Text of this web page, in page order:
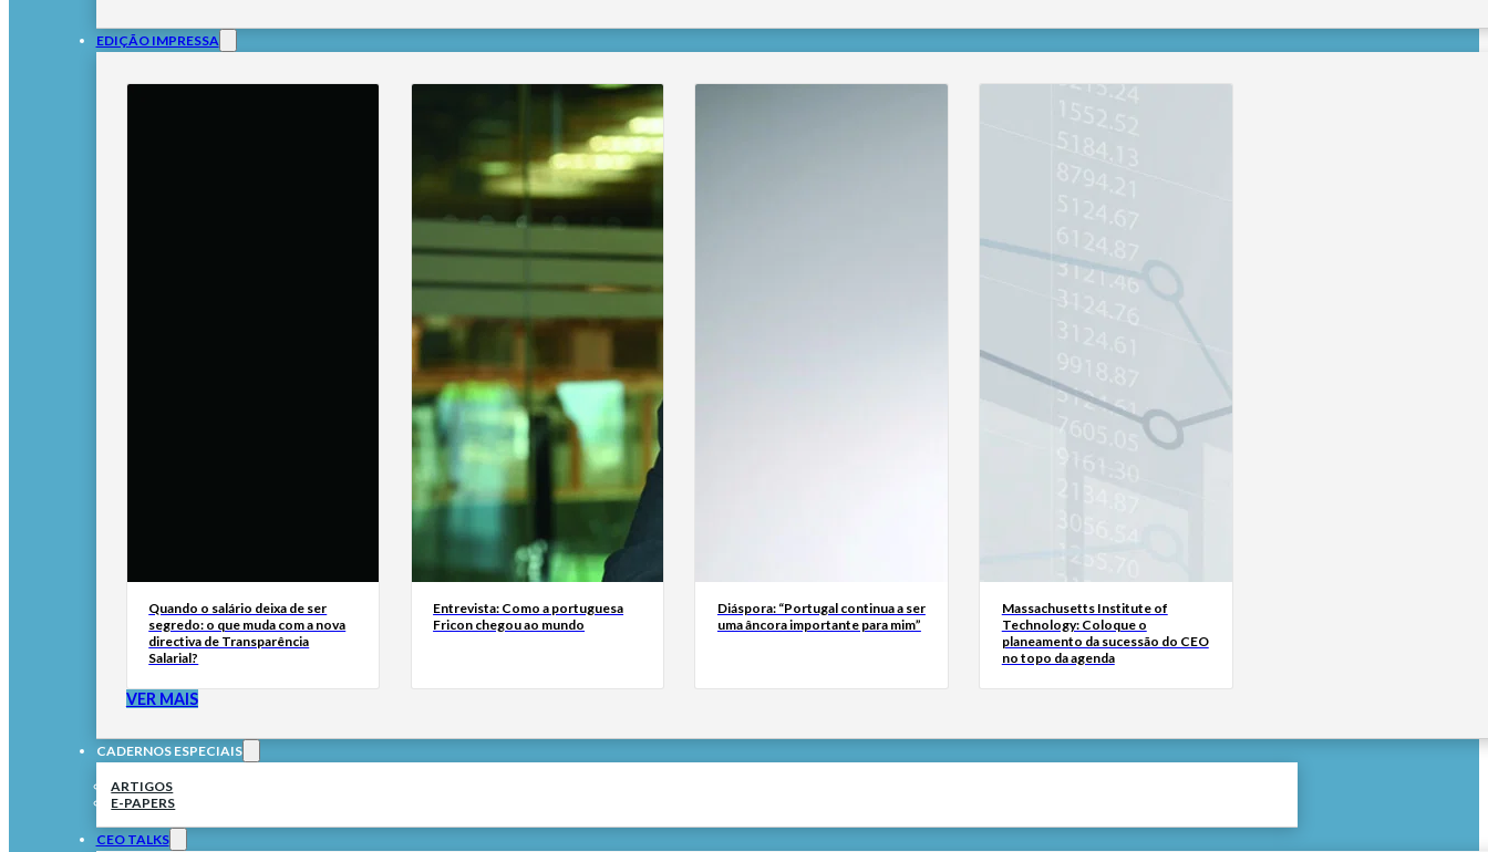
EDIÇÃO IMPRESSA
Quando o salário deixa de ser
segredo: o que muda com a nova
directiva de Transparência
Salarial?
Entrevista: Como a portuguesa
Fricon chegou ao mundo
Diáspora: “Portugal continua a ser
uma âncora importante para mim”
Massachusetts Institute of
Technology: Coloque o
planeamento da sucessão do CEO
no topo da agenda
VER MAIS
CADERNOS ESPECIAIS
ARTIGOS
E-PAPERS
CEO TALKS